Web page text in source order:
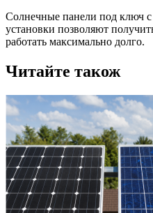
Солнечные панели под ключ с
установки позволяют
работать максимально долго.
Читайте також